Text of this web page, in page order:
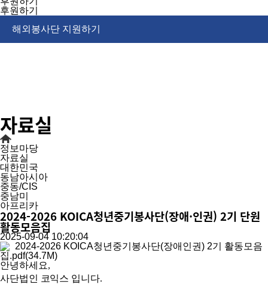
후원하기
해외봉사단 지원하기
자료실
정보마당
자료실
대한민국
동남아시아
중동/CIS
중남미
아프리카
2024-2026 KOICA청년중기봉사단(장애·인권) 2기 단원
활동모음집
2025-09-04 10:20:04
2024-2026 KOICA청년중기봉사단(장애인권) 2기 활동모음
집.pdf(34.7M)
안녕하세요,
사단법인 코익스 입니다.